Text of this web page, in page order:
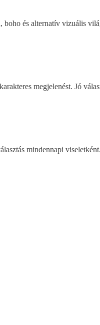
és alternatív vizuális
megjelenést. Jó
mindennapi